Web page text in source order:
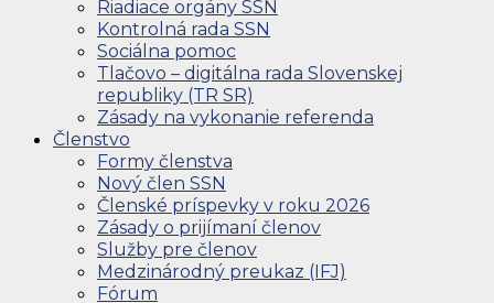
Riadiace orgány SSN
Kontrolná rada SSN
Sociálna pomoc
Tlačovo – digitálna rada Slovenskej
republiky (TR SR)
Zásady na vykonanie referenda
Členstvo
Formy členstva
Nový člen SSN
Členské príspevky v roku 2026
Zásady o prijímaní členov
Služby pre členov
Medzinárodný preukaz (IFJ)
Fórum